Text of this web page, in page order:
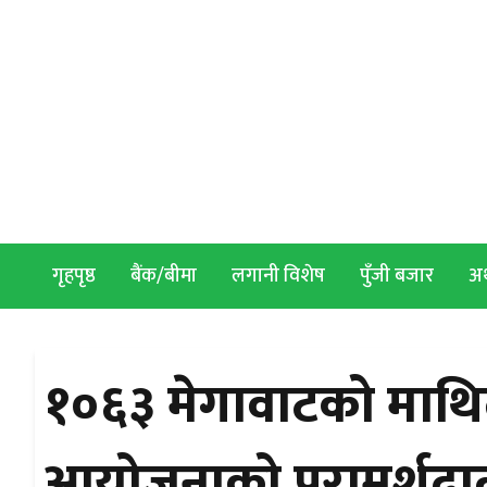
गृहपृष्ठ बैंक/बीमा लगानी विशेष पुँजी बजार
१०६३ मेगावाटको